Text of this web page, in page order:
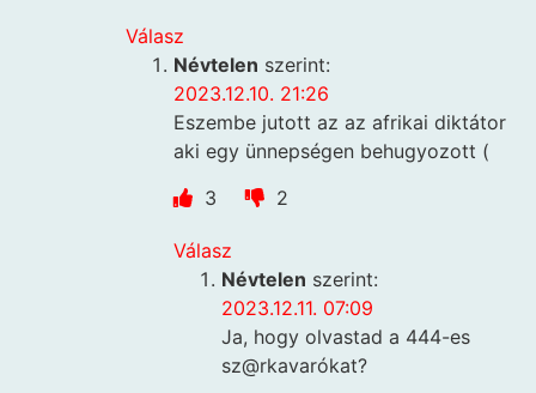
Válasz
Névtelen szerint:
2023.12.10. 21:26
Eszembe jutott az az afrikai diktátor
aki egy ünnepségen behugyozott (
3
2
Válasz
Névtelen szerint:
2023.12.11. 07:09
Ja, hogy olvastad a 444-es
sz@rkavarókat?